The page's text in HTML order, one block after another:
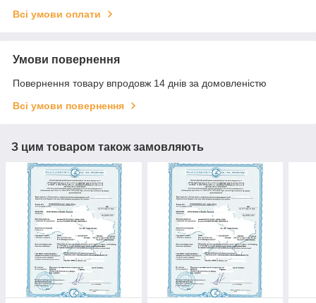
Всі умови оплати
Умови повернення
Повернення товару впродовж 14 днів за домовленістю
Всі умови повернення
З цим товаром також замовляють